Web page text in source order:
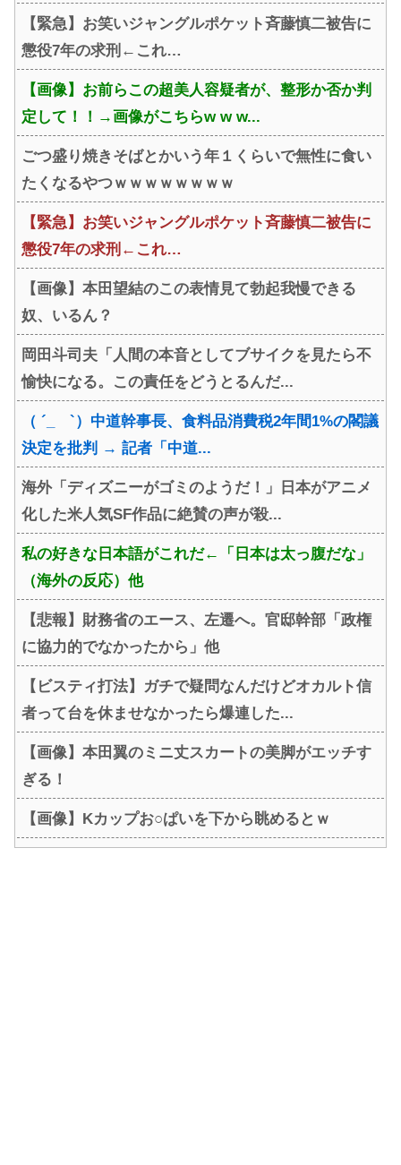
【緊急】お笑いジャングルポケット斉藤慎二被告に
懲役7年の求刑←これ…
【画像】お前らこの超美人容疑者が、整形か否か判
定して！！→画像がこちらw w w...
ごつ盛り焼きそばとかいう年１くらいで無性に食い
たくなるやつｗｗｗｗｗｗｗｗ
【緊急】お笑いジャングルポケット斉藤慎二被告に
懲役7年の求刑←これ…
【画像】本田望結のこの表情見て勃起我慢できる
奴、いるん？
岡田斗司夫「人間の本音としてブサイクを見たら不
愉快になる。この責任をどうとるんだ...
（ ´_ゝ`）中道幹事長、食料品消費税2年間1%の閣議
決定を批判 → 記者「中道...
海外「ディズニーがゴミのようだ！」日本がアニメ
化した米人気SF作品に絶賛の声が殺...
私の好きな日本語がこれだ←「日本は太っ腹だな」
（海外の反応）他
【悲報】財務省のエース、左遷へ。官邸幹部「政権
に協力的でなかったから」他
【ビスティ打法】ガチで疑問なんだけどオカルト信
者って台を休ませなかったら爆連した...
【画像】本田翼のミニ丈スカートの美脚がエッチす
ぎる！
【画像】Kカップお○ぱいを下から眺めるとｗ